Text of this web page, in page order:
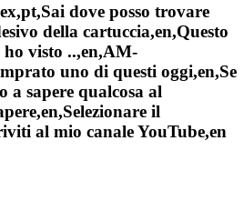
dove posso trovare
della cartuccia,en,Questo
ho visto ..,en,AM-
uno di questi oggi,en,Se
a sapere qualcosa al
il
al mio canale YouTube,en